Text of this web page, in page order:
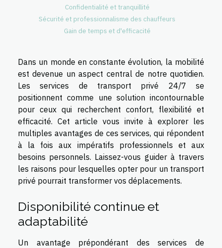
Confidentialité et tranquillité
Sécurité et professionnalisme des chauffeurs
Gain de temps et d'efficacité
Dans un monde en constante évolution, la mobilité
est devenue un aspect central de notre quotidien.
Les services de transport privé 24/7 se
positionnent comme une solution incontournable
pour ceux qui recherchent confort, flexibilité et
efficacité. Cet article vous invite à explorer les
multiples avantages de ces services, qui répondent
à la fois aux impératifs professionnels et aux
besoins personnels. Laissez-vous guider à travers
les raisons pour lesquelles opter pour un transport
privé pourrait transformer vos déplacements.
Disponibilité continue et
adaptabilité
Un avantage prépondérant des services de